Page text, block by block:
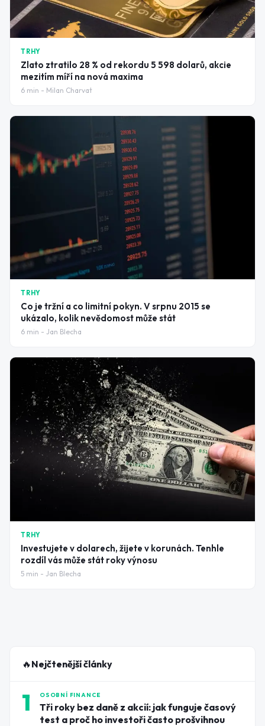
TRHY
Zlato ztratilo 28 % od rekordu 5 598 dolarů, akcie
mezitím míří na nová maxima
6 min - Milan Charvat
TRHY
Co je tržní a co limitní pokyn. V srpnu 2015 se
ukázalo, kolik nevědomost může stát
6 min - Jan Blecha
TRHY
Investujete v dolarech, žijete v korunách. Tenhle
rozdíl vás může stát roky výnosu
5 min - Jan Blecha
🔥 Nejčtenější články
1 OSOBNÍ FINANCE
Tři roky bez daně z akcií: jak funguje časový
test a proč ho investoři často prošvihnou